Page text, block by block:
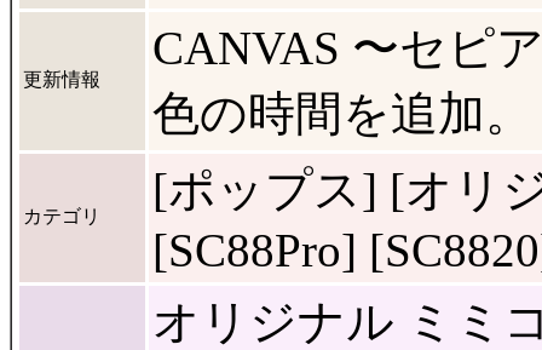
更新情報
CANVAS 〜セピ
色の時間を追加。
カテゴリ
[ポップス] [オリ
[SC88Pro]
オリジナル ミミ